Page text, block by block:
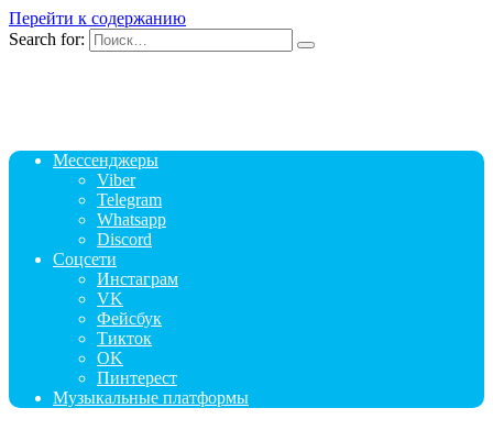
Перейти к содержанию
Search for:
Мессенджеры
Viber
Telegram
Whatsapp
Discord
Соцсети
Инстаграм
VK
Фейсбук
Тикток
OK
Пинтерест
Музыкальные платформы